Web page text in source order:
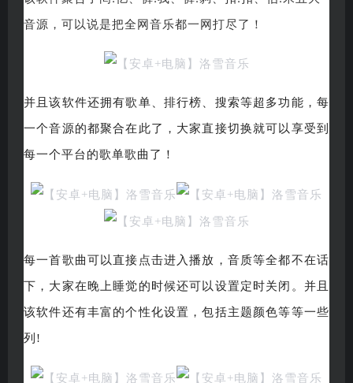
音源，可以说是把全网音乐都一网打尽了！
并且该软件还拥有歌单、排行榜、搜索等超多功能，每
一个音源的都聚合在此了，大家直接切换就可以享受到
每一个平台的歌单歌曲了！
每一首歌曲可以直接点击进入播放，音质等全都不在话
下，大家在晚上睡觉的时候还可以设置定时关闭。并且
该软件还有丰富的个性化设置，包括主题颜色等等一些
列!